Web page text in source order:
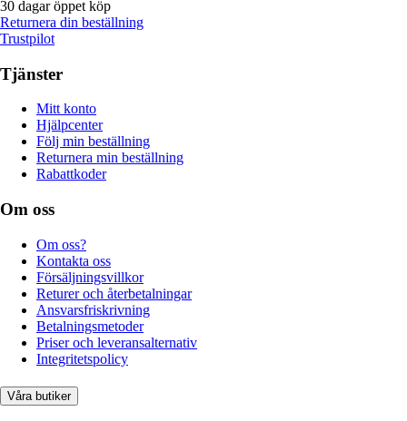
30 dagar öppet köp
Returnera din beställning
Trustpilot
Tjänster
Mitt konto
Hjälpcenter
Följ min beställning
Returnera min beställning
Rabattkoder
Om oss
Om oss?
Kontakta oss
Försäljningsvillkor
Returer och återbetalningar
Ansvarsfriskrivning
Betalningsmetoder
Priser och leveransalternativ
Integritetspolicy
Våra butiker